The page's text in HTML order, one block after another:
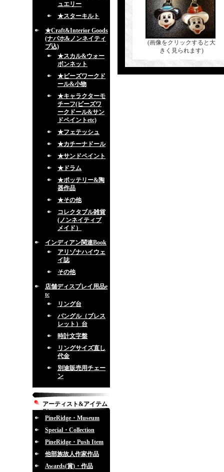
ュエリー
★スターキルト
★Craft&Interior Goods
(ナバホ&ノンネイティ
ブ込)
★スカル&ウォー
ボンネット
★ビーズワークド
ール&小物
★キャラクターモ
チーフ(ビーズワ
ークドール&サン
ドペイントetc)
★フェテッシュ
★カチーナドール
★サンドペイント
★ドラム
★ポッテリー&陶
器作品
★その他
コレクタブル雑貨
(ノンネイティブ
メイド）
インディアン関連Book
アリゾナハイウェ
イ誌
その他
店舗ディスプレイ用品e
tc
リング台
バングル（ブレス
レット）台
時計文字盤
リングサイズ直し
代金
別途販売用チェー
ン
アーティスト&アイテム
別
PineRidge・Museum
Special・Collection
PineRidge・Push Item
他部族故人作家作品
Awards(賞)・作品
(画像をクリックすると大
きく見られます)